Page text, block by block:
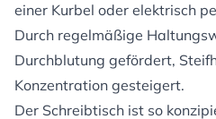
einer Kurbel oder elektrisch
Durch regelmäßige
Durchblutung gefördert,
Konzentration gesteigert.
Der Schreibtisch ist so